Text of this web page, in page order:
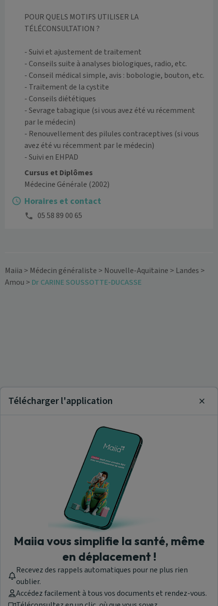
POUR QUELS MOTIFS UTILISER LA
TÉLÉCONSULTATION ?
- Suivi et ajustement de traitement
- Conseils suite à analyses biologiques, radio, etc.
- Conseil médical simple, avis : bobologie, bouton, etc.
- Traitement de la cystite
- Conseils diététiques
- Sevrage tabagique (si vous avez été vu récemment
par le médecin)
- Renouvellement des pilules contraceptives (si vous
avez été vu récemment par le médecin)
Cursus et Diplômes
Médecine Générale (2002)
Horaires et contact
05 58 89 00 65
Maiia > Médecin généraliste > Nouvelle-Aquitaine > Landes >
Amou > Dr CARINE SOUSSOTTE-DUCASSE
Télécharger l'application
Maiia vous simplifie la santé, même
en déplacement !
Recevez des rappels automatiques pour ne plus rien
oublier.
Accédez facilement à tous vos documents et rendez-vous.